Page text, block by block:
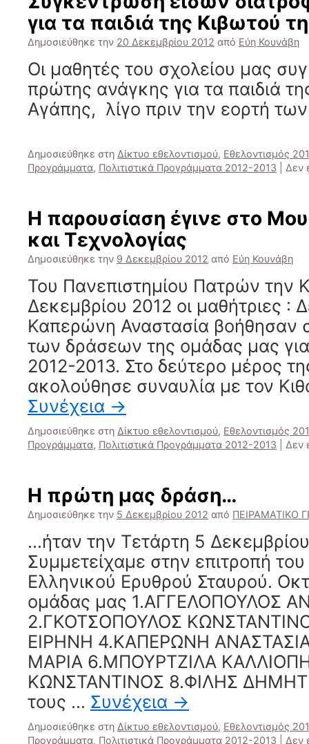
για τα παιδιά της Κιβωτού
Δημοσιεύθηκε την 20 Δεκεμβρίου 2012 από Εύη Κουνάβη
Οι μαθητές του σχολείου μας
πρώτης ανάγκης για τα παιδιά
Αγάπης, λίγο πριν την εορτή
Δημοσιεύθηκε στη Δίκτυο εθελοντισμού, Εθελοντισμός
Προγράμματα, Πολιτιστικά Προγράμματα 2012-2013 Δεν
Η παρουσίαση έγινε στο
και Τεχνολογίας
Δημοσιεύθηκε την 9 Δεκεμβρίου 2012 από Εύη Κουνάβη
Του Πανεπιστημίου Πατρών την
Δεκεμβρίου 2012 οι μαθήτριες :
Καπερώνη Αναστασία βοήθησαν
των δράσεων της ομάδας μας
2012-2013. Στο δεύτερο μέρος
ακολούθησε συναυλία με τον
Συνέχεια →
Δημοσιεύθηκε στη Δίκτυο εθελοντισμού, Εθελοντισμός
Προγράμματα, Πολιτιστικά Προγράμματα 2012-2013 Δεν
Η πρώτη μας δράση…
Δημοσιεύθηκε την 5 Δεκεμβρίου 2012 από ΠΕΙΡΑΜΑΤΙΚΟ
…ήταν την Τετάρτη 5
Συμμετείχαμε στην επιτροπή
Ελληνικού Ερυθρού Σταυρού.
ομάδας μας 1.ΑΓΓΕΛΟΠΟΥΛΟΣ
2.ΓΚΟΤΣΟΠΟΥΛΟΣ
ΕΙΡΗΝΗ 4.ΚΑΠΕΡΩΝΗ
ΜΑΡΙΑ 6.ΜΠΟΥΡΤΖΙΛΑ ΚΑΛΛΙΟΠΗ
ΚΩΝΣΤΑΝΤΙΝΟΣ 8.ΦΙΛΗΣ
τους … Συνέχεια →
Δημοσιεύθηκε στη Δίκτυο εθελοντισμού, Εθελοντισμός
Προγράμματα, Πολιτιστικά Προγράμματα 2012-2013 Δεν